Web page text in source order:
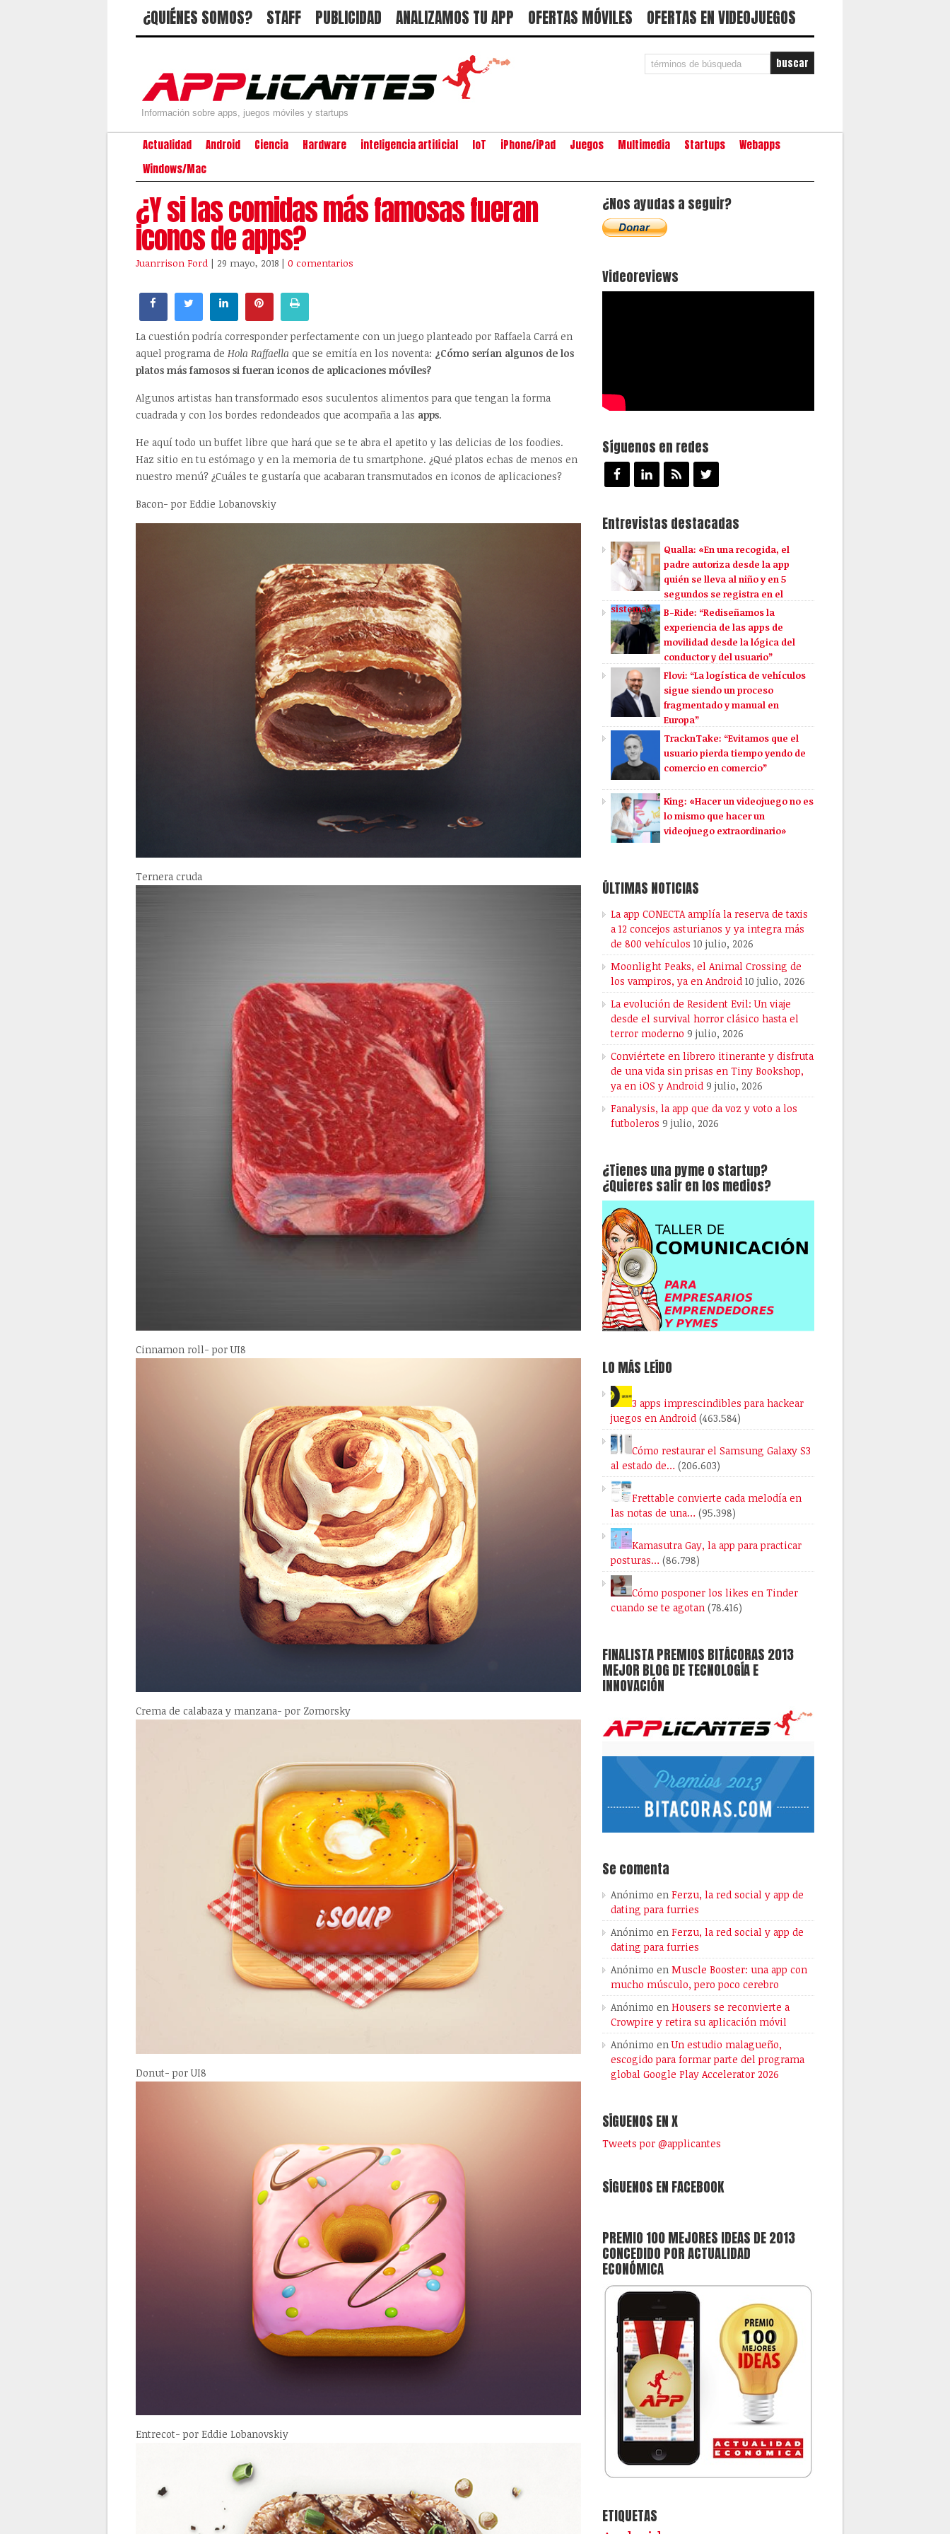
¿QUIÉNES SOMOS? STAFF PUBLICIDAD ANALIZAMOS TU APP OFERTAS MÓVILES OFERTAS EN VIDEOJUEGOS
Información sobre apps, juegos móviles y startups
Actualidad Android Ciencia Hardware inteligencia artificial IoT iPhone/iPad Juegos Multimedia Startups
Webapps
Windows/Mac
¿Y si las comidas más famosas fueran
iconos de apps?
Juanrrison Ford | 29 mayo, 2018 | 0 comentarios
La cuestión podría corresponder perfectamente con un juego planteado por Raffaela Carrá en
aquel programa de Hola Raffaella que se emitía en los noventa: ¿Cómo serían algunos de los
platos más famosos si fueran iconos de aplicaciones móviles?
Algunos artistas han transformado esos suculentos alimentos para que tengan la forma
cuadrada y con los bordes redondeados que acompaña a las apps.
He aquí todo un buffet libre que hará que se te abra el apetito y las delicias de los foodies.
Haz sitio en tu estómago y en la memoria de tu smartphone. ¿Qué platos echas de menos en
nuestro menú? ¿Cuáles te gustaría que acabaran transmutados en iconos de aplicaciones?
Bacon- por Eddie Lobanovskiy
Ternera cruda
Cinnamon roll- por UI8
Crema de calabaza y manzana- por Zomorsky
Donut- por UI8
Entrecot- por Eddie Lobanovskiy
¿Nos ayudas a seguir?
Videoreviews
Síguenos en redes
Entrevistas destacadas
Qualla: «En una recogida, el
padre autoriza desde la app
quién se lleva al niño y en 5
segundos se registra en el
sistema»
B-Ride: “Rediseñamos la
experiencia de las apps de
movilidad desde la lógica del
conductor y del usuario”
Flovi: “La logística de vehículos
sigue siendo un proceso
fragmentado y manual en
Europa”
TracknTake: “Evitamos que el
usuario pierda tiempo yendo de
comercio en comercio”
King: «Hacer un videojuego no es
lo mismo que hacer un
videojuego extraordinario»
ÚLTIMAS NOTICIAS
La app CONECTA amplía la reserva de taxis
a 12 concejos asturianos y ya integra más
de 800 vehículos 10 julio, 2026
Moonlight Peaks, el Animal Crossing de
los vampiros, ya en Android 10 julio, 2026
La evolución de Resident Evil: Un viaje
desde el survival horror clásico hasta el
terror moderno 9 julio, 2026
Conviértete en librero itinerante y disfruta
de una vida sin prisas en Tiny Bookshop,
ya en iOS y Android 9 julio, 2026
Fanalysis, la app que da voz y voto a los
futboleros 9 julio, 2026
¿Tienes una pyme o startup?
¿Quieres salir en los medios?
LO MÁS LEÍDO
3 apps imprescindibles para hackear
juegos en Android (463.584)
Cómo restaurar el Samsung Galaxy S3
al estado de… (206.603)
Frettable convierte cada melodía en
las notas de una… (95.398)
Kamasutra Gay, la app para practicar
posturas… (86.798)
Cómo posponer los likes en Tinder
cuando se te agotan (78.416)
FINALISTA PREMIOS BITÁCORAS 2013
MEJOR BLOG DE TECNOLOGÍA E
INNOVACIÓN
Se comenta
Anónimo en Ferzu, la red social y app de
dating para furries
Anónimo en Ferzu, la red social y app de
dating para furries
Anónimo en Muscle Booster: una app con
mucho músculo, pero poco cerebro
Anónimo en Housers se reconvierte a
Crowpire y retira su aplicación móvil
Anónimo enUn estudio malagueño,
escogido para formar parte del programa
global Google Play Accelerator 2026
SÍGUENOS EN X
Tweets por @applicantes
SÍGUENOS EN FACEBOOK
PREMIO 100 MEJORES IDEAS DE 2013
CONCEDIDO POR ACTUALIDAD
ECONÓMICA
ETIQUETAS